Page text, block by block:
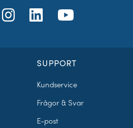
SUPPORT
Kundservice
Frågor & Svar
E-post